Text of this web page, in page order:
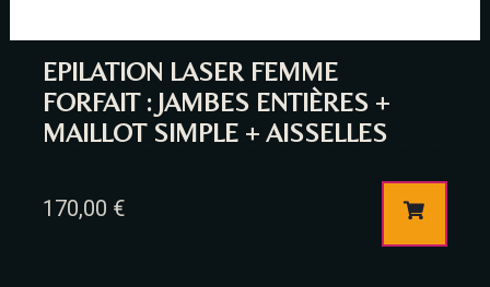
EPILATION LASER FEMME
FORFAIT : JAMBES ENTIÈRES +
MAILLOT SIMPLE + AISSELLES
170,00 €